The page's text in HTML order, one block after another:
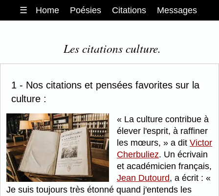
☰ Home Poésies Citations Messages
Les citations culture.
1 - Nos citations et pensées favorites sur la
culture :
La culture contribue à
élever l'esprit, à raffiner
les mœurs,
a dit Victor
Cherbuliez. Un écrivain
et académicien français,
Jean Dutourd, a écrit :
Je suis toujours très étonné quand j'entends les